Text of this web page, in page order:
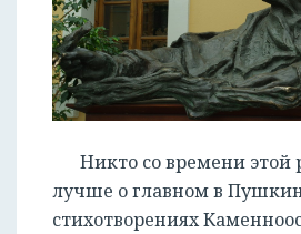
Никто со времени этой
лучше о главном в
стихотворениях